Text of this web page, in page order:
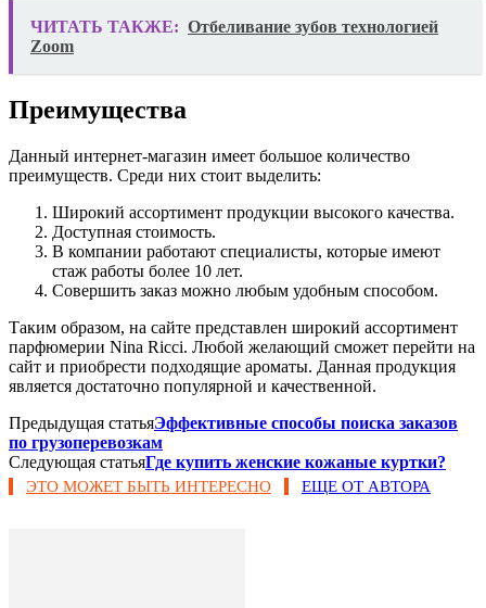
ЧИТАТЬ ТАКЖЕ: Отбеливание зубов технологией
Zoom
Преимущества
Данный интернет-магазин имеет большое количество
преимуществ. Среди них стоит выделить:
Широкий ассортимент продукции высокого качества.
Доступная стоимость.
В компании работают специалисты, которые имеют
стаж работы более 10 лет.
Совершить заказ можно любым удобным способом.
Таким образом, на сайте представлен широкий ассортимент
парфюмерии Nina Ricci. Любой желающий сможет перейти на
сайт и приобрести подходящие ароматы. Данная продукция
является достаточно популярной и качественной.
Предыдущая статьяЭффективные способы поиска заказов
по грузоперевозкам
Следующая статьяГде купить женские кожаные куртки?
ЭТО МОЖЕТ БЫТЬ ИНТЕРЕСНО ЕЩЕ ОТ АВТОРА